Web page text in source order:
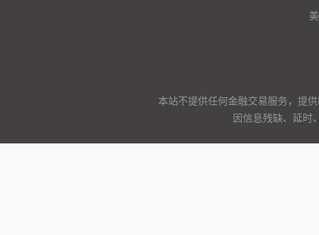
本站不提供任何金融交易服务，提
因信息残缺、延时